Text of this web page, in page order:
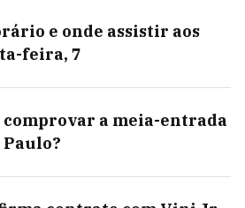
e onde assistir aos
feira, 7
comprovar a meia-entrada
Paulo?